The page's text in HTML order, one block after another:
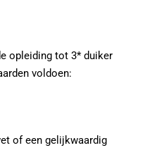
opleiding tot 3* duiker
voldoen:
of een gelijkwaardig